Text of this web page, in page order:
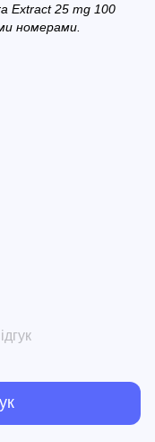
Extract 25 mg 100
номерами.